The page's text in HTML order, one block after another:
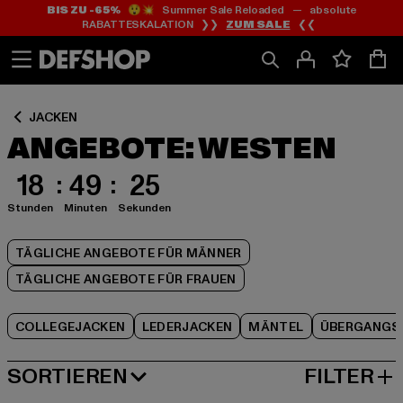
Zum
Inhalt
springen
Zum
Fußzeile
springen
BIS ZU -65%😲💥 Summer Sale Reloaded — absolute
RABATTESKALATION ❯❯ ZUM SALE ❮❮
JACKEN
ANGEBOTE: WESTEN
18
Stunden
49
Minuten
25
Sekunden
TÄGLICHE ANGEBOTE FÜR MÄNNER
TÄGLICHE ANGEBOTE FÜR FRAUEN
COLLEGEJACKEN LEDERJACKEN MÄNTEL
Zum
Produktraster
springen
SORTIEREN
BELIEBTESTE FILTER